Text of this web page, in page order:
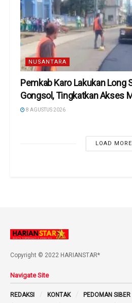
NUSANTARA
Pemkab Karo Lakukan Long
Gongsol, Tingkatkan Akses
8 AGUSTUS 2026
LOAD MORE
Copyright © 2022 HARIANSTAR*
Navigate Site
REDAKSI KONTAK PEDOMAN SIBER